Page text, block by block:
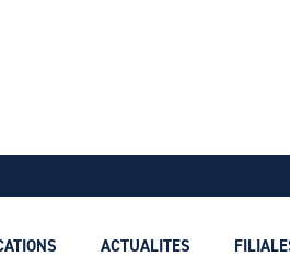
ACTUALITES